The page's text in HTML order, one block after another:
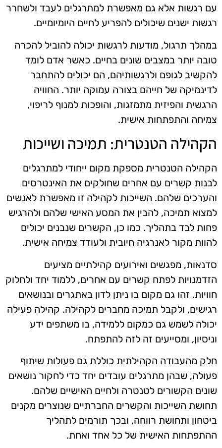
עם רגשות אלא גם מאפשרת למתרגלים לעבד ולשחרר
רגשות ישנים שיכולים להפריע לחיים היומיומיים.
במהלך תרגול, מודעות לרגשות יכולה להוביל להכרה
טובה יותר במצבים שונים בחיים. כאשר אדם לומד
להקשיב לגופם ולרגשותיהם, הם יכולים להתחבר
לדינמיקה של חייהם בצורה עמוקה יותר. החוויה
הרגשית והפיזית מתמזגות, והופכות למנוף לריפוי,
צמיחה והתפתחות אישית.
הקהילה הטנטרית: תמיכה ושייכות
הקהילה הטנטרית מספקת מקום ייחודי למתרגלים
לבנות קשרים עם אחרים שחולקים את האינטרסים
והערכים שלהם. השייכות לקהילה זו מאפשרת לאנשים
למצוא תמיכה, להבין את המסע האישי שלהם ולהרגיש
פחות לבד בתהליך. כמו כן, הקשרים שנבנים יכולים
להוות מקור לאנרגיה חיובית ולעודד צמיחה אישית.
סדנאות, מפגשים ואירועים קהילתיים מציעים
הזדמנויות לפתח קשרים עם אחרים, ללמוד יחד ולחלוק
חוויות. זהו גם מקום בו ניתן לדון באתגרים ובנושאים
רגישים, ולקבל תמיכה מחברים לקהילה. קהילה פעילה
יכולה לשמש גם כמקום ללמידה, בו משתפים ידע
וניסיון, ומסייעים זה לזה להתפתח.
חלק מהעבודה הקהילתית כוללת גם פעולות שיתוף
פעולה, שבהן מתרגלים עובדים יחד כדי לחקור נושאים
שונים הקשורים לטנטרה ולחיים האישיים שלהם.
תחושת השייכות והקשרים החברתיים שנוצרים מקנים
ביטחון ותחושת רווחה, ובכך תורמים לתהליך
ההתפתחות האישית של כל אחד ואחת.